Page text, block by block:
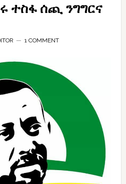
ተስፋ ሰጪ ንግግርና
1 COMMENT